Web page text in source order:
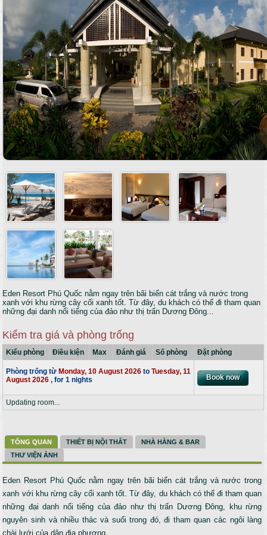
Eden Resort Phú Quốc nằm ngay trên bãi biển cát trắng và nước trong
xanh với khu rừng cây cối xanh tốt. Từ đây, du khách có thể đi tham quan
những đại danh nổi tiếng của đảo như thị trấn Dương Đông...
Kiểm tra giá và phòng trống
Kiểu phòng Điều kiện Max Đánh giá Số phòng Đặt phòng
Phòng trống từ Monday, 10 August 2026toTuesday, 11
August 2026, for 1 nights
Updating room...
TỔNG QUAN THIẾT BỊ NỘI THẤT
NHÀ HÀNG & BAR
THƯ VIỆN ẢNH
Eden Resort Phú Quốc nằm ngay trên bãi biển cát trắng và nước trong
xanh với khu rừng cây cối xanh tốt. Từ đây, du khách có thể đi tham quan
những đại danh nổi tiếng của đảo như thị trấn Dương Đông, khu rừng
nguyên sinh và nhiều thác và suối trong đó, đi tham quan các ngôi làng
chài lưới của dân địa phương.